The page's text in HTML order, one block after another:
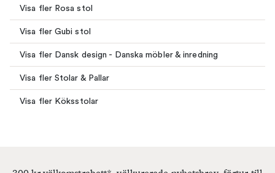
Visa fler Rosa stol
Visa fler Gubi stol
Visa fler Dansk design - Danska möbler & inredning
Visa fler Stolar & Pallar
Visa fler Köksstolar